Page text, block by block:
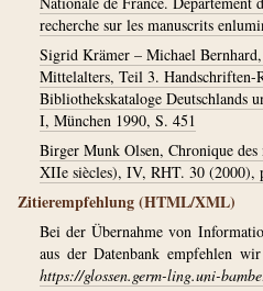
recherche sur les manuscrits
Sigrid Krämer – Michael
Mittelalters, Teil 3. Handschriften-
Bibliothekskataloge Deutschlands
I, München 1990, S. 451
Birger Munk Olsen, Chronique
XIIe siècles), IV, RHT. 30 (2000),
Zitierempfehlung (HTML/XML)
Bei der Übernahme von
aus der Datenbank empfehlen
https://glossen.germ-ling.uni-